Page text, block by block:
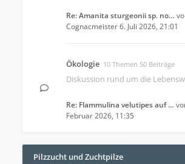
Re: Amanita sturgeonii sp. no…
Cognacmeister6. Juli 2026, 21:01
Ökologie 10 Themen 50 Beiträge
Diskussion rund um die
Re: Flammulina velutipes auf …
Februar 2026, 11:35
Pilzzucht und Zuchtpilze